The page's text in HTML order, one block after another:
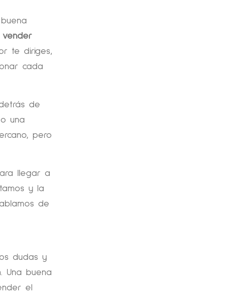
vender
te diriges,
cada
de
una
pero
llegar a
y la
de
dudas y
Una buena
el